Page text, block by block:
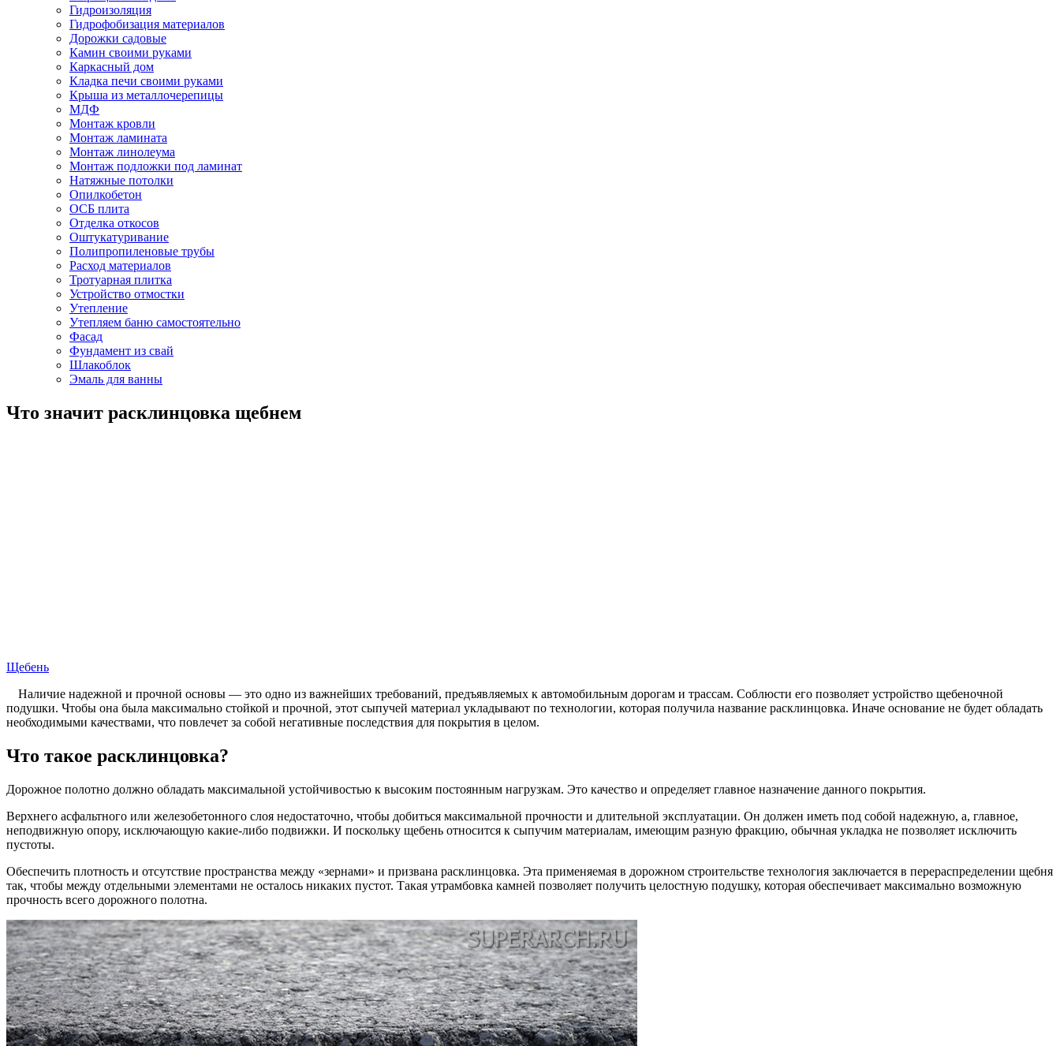
Гидроизоляция
Гидрофобизация материалов
Дорожки садовые
Камин своими руками
Каркасный дом
Кладка печи своими руками
Крыша из металлочерепицы
МДФ
Монтаж кровли
Монтаж ламината
Монтаж линолеума
Монтаж подложки под ламинат
Натяжные потолки
Опилкобетон
ОСБ плита
Отделка откосов
Оштукатуривание
Полипропиленовые трубы
Расход материалов
Тротуарная плитка
Устройство отмостки
Утепление
Утепляем баню самостоятельно
Фасад
Фундамент из свай
Шлакоблок
Эмаль для ванны
Что значит расклинцовка щебнем
Щебень
Наличие надежной и прочной основы — это одно из важнейших требований, предъявляемых к автомобильным дорогам и трассам. Соблюсти его позволяет устройство щебеночной
подушки. Чтобы она была максимально стойкой и прочной, этот сыпучей материал укладывают по технологии, которая получила название расклинцовка. Иначе основание не будет обладать
необходимыми качествами, что повлечет за собой негативные последствия для покрытия в целом.
Что такое расклинцовка?
Дорожное полотно должно обладать максимальной устойчивостью к высоким постоянным нагрузкам. Это качество и определяет главное назначение данного покрытия.
Верхнего асфальтного или железобетонного слоя недостаточно, чтобы добиться максимальной прочности и длительной эксплуатации. Он должен иметь под собой надежную, а, главное,
неподвижную опору, исключающую какие-либо подвижки. И поскольку щебень относится к сыпучим материалам, имеющим разную фракцию, обычная укладка не позволяет исключить
пустоты.
Обеспечить плотность и отсутствие пространства между «зернами» и призвана расклинцовка. Эта применяемая в дорожном строительстве технология заключается в перераспределении щебня
так, чтобы между отдельными элементами не осталось никаких пустот. Такая утрамбовка камней позволяет получить целостную подушку, которая обеспечивает максимально возможную
прочность всего дорожного полотна.